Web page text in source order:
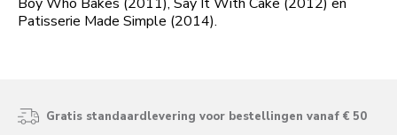
Patisserie Made Simple (2014).
Gratis standaardlevering voor bestellingen vanaf € 50